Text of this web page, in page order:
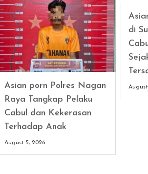
Asian porn Polres Nagan
Raya Tangkap Pelaku
Cabul dan Kekerasan
Terhadap Anak
August 5, 2026
di